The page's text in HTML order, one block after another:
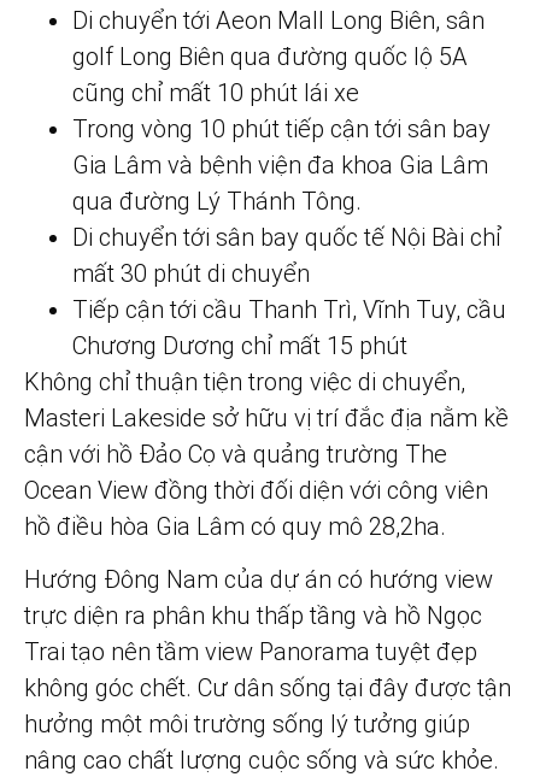
Di chuyển tới Aeon Mall Long Biên, sân
golf Long Biên qua đường quốc lộ 5A
cũng chỉ mất 10 phút lái xe
Trong vòng 10 phút tiếp cận tới sân bay
Gia Lâm và bệnh viện đa khoa Gia Lâm
qua đường Lý Thánh Tông.
Di chuyển tới sân bay quốc tế Nội Bài chỉ
mất 30 phút di chuyển
Tiếp cận tới cầu Thanh Trì, Vĩnh Tuy, cầu
Chương Dương chỉ mất 15 phút
Không chỉ thuận tiện trong việc di chuyển,
Masteri Lakeside sở hữu vị trí đắc địa nằm kề
cận với hồ Đảo Cọ và quảng trường The
Ocean View đồng thời đối diện với công viên
hồ điều hòa Gia Lâm có quy mô 28,2ha.
Hướng Đông Nam của dự án có hướng view
trực diện ra phân khu thấp tầng và hồ Ngọc
Trai tạo nên tầm view Panorama tuyệt đẹp
không góc chết. Cư dân sống tại đây được tận
hưởng một môi trường sống lý tưởng giúp
nâng cao chất lượng cuộc sống và sức khỏe.